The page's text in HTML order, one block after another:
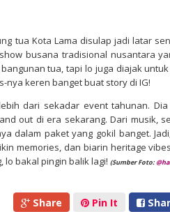
tua Kota Lama disulap jadi latar
busana tradisional nusantara
tua, tapi lo juga diajak
nya keren banget buat story di IG!
dari sekadar event tahunan.
out di era sekarang. Dari musik,
dalam paket yang gokil banget.
memories, dan biarin heritage
lo bakal pingin balik lagi! (Sumber Foto: @
Share Pin It